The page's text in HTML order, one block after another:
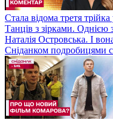
Стала відома третя
Танців з зірками.
Наталія Островська. І
Сніданком подробицями